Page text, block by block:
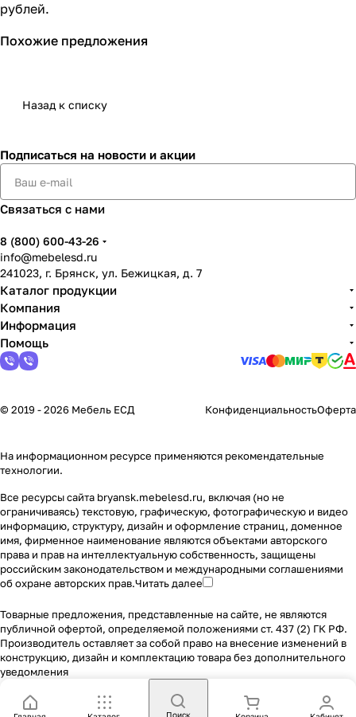
рублей.
Похожие предложения
Назад к списку
Подписаться на новости и акции
Связаться с нами
8 (800) 600-43-26
info@mebelesd.ru
241023, г. Брянск, ул. Бежицкая, д. 7
Каталог продукции
Компания
Информация
Помощь
© 2019 - 2026 Мебель ЕСД КонфиденциальностьОферта
На информационном ресурсе применяются рекомендательные
технологии.
Все ресурсы сайта bryansk.mebelesd.ru, включая (но не
ограничиваясь) текстовую, графическую, фотографическую и видео
информацию, структуру, дизайн и оформление страниц, доменное
имя, фирменное наименование являются объектами авторского
права и прав на интеллектуальную собственность, защищены
российским законодательством и международными соглашениями
об охране авторских прав.Читать далее
Товарные предложения, представленные на сайте, не являются
публичной офертой, определяемой положениями ст. 437 (2) ГК РФ.
Производитель оставляет за собой право на внесение изменений в
конструкцию, дизайн и комплектацию товара без дополнительного
уведомления
Поиск